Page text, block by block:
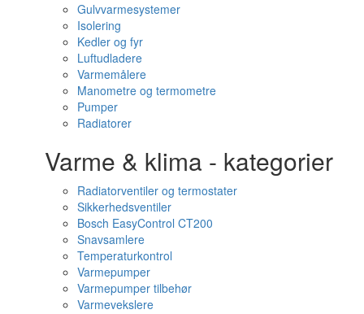
Gulvvarmesystemer
Isolering
Kedler og fyr
Luftudladere
Varmemålere
Manometre og termometre
Pumper
Radiatorer
Varme & klima - kategorier
Radiatorventiler og termostater
Sikkerhedsventiler
Bosch EasyControl CT200
Snavsamlere
Temperaturkontrol
Varmepumper
Varmepumper tilbehør
Varmevekslere